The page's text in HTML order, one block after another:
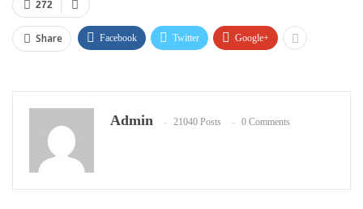
272
Share Facebook Twitter Google+
Admin 21040 Posts 0 Comments